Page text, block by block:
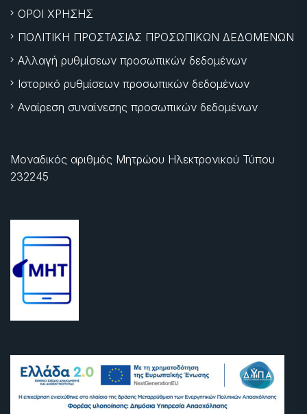
ΟΡΟΙ ΧΡΗΣΗΣ
ΠΟΛΙΤΙΚΗ ΠΡΟΣΤΑΣΙΑΣ ΠΡΟΣΩΠΙΚΩΝ ΔΕΔΟΜΕΝΩΝ
Αλλαγή ρυθμίσεων προσωπικών δεδομένων
Ιστορικό ρυθμίσεων προσωπικών δεδομένων
Αναίρεση συναίνεσης προσωπικών δεδομένων
Μοναδικός αριθμός Μητρώου Ηλεκτρονικού Τύπου
232245